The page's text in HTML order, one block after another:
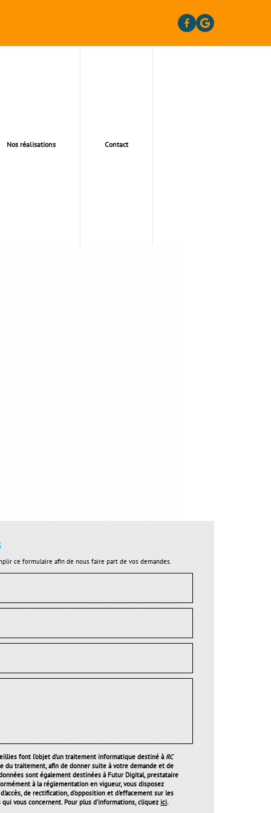
Nos réalisations Contact
ce formulaire afin de nous faire part de vos demandes.
font l’objet d’un traitement informatique destiné àRC
du traitement, afin de donner suite à votre demande et de
sont également destinées à Futur Digital, prestataire
à la réglementation en vigueur, vous disposez
de rectification, d'opposition et d'effacement sur les
vous concernent. Pour plus d’informations, cliquez ici.